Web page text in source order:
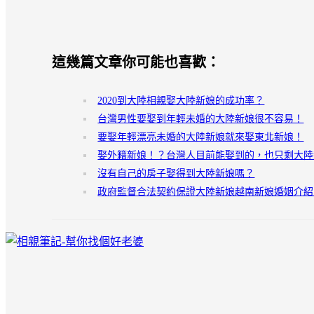
這幾篇文章你可能也喜歡：
2020到大陸相親娶大陸新娘的成功率？
台灣男性要娶到年輕未婚的大陸新娘很不容易！
要娶年輕漂亮未婚的大陸新娘就來娶東北新娘！
娶外籍新娘！？台灣人目前能娶到的，也只剩大陸
沒有自己的房子娶得到大陸新娘嗎？
政府監督合法契約保證大陸新娘越南新娘婚姻介